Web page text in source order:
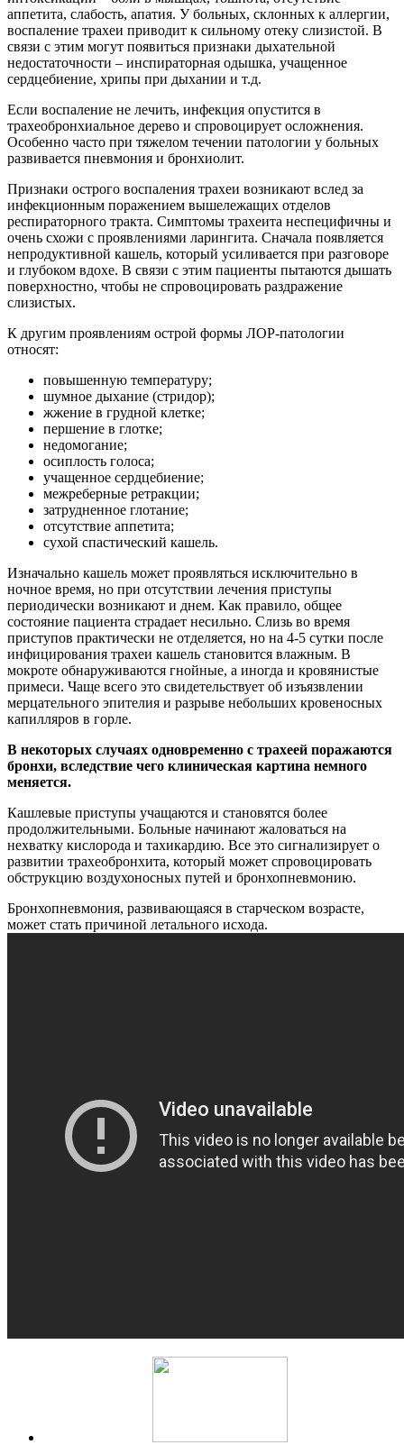
аппетита, слабость, апатия. У больных, склонных к аллергии,
воспаление трахеи приводит к сильному отеку слизистой. В
связи с этим могут появиться признаки дыхательной
недостаточности – инспираторная одышка, учащенное
сердцебиение, хрипы при дыхании и т.д.
Если воспаление не лечить, инфекция опустится в
трахеобронхиальное дерево и спровоцирует осложнения.
Особенно часто при тяжелом течении патологии у больных
развивается пневмония и бронхиолит.
Признаки острого воспаления трахеи возникают вслед за
инфекционным поражением вышележащих отделов
респираторного тракта. Симптомы трахеита неспецифичны и
очень схожи с проявлениями ларингита. Сначала появляется
непродуктивной кашель, который усиливается при разговоре
и глубоком вдохе. В связи с этим пациенты пытаются дышать
поверхностно, чтобы не спровоцировать раздражение
слизистых.
К другим проявлениям острой формы ЛОР-патологии
относят:
повышенную температуру;
шумное дыхание (стридор);
жжение в грудной клетке;
першение в глотке;
недомогание;
осиплость голоса;
учащенное сердцебиение;
межреберные ретракции;
затрудненное глотание;
отсутствие аппетита;
сухой спастический кашель.
Изначально кашель может проявляться исключительно в
ночное время, но при отсутствии лечения приступы
периодически возникают и днем. Как правило, общее
состояние пациента страдает несильно. Слизь во время
приступов практически не отделяется, но на 4-5 сутки после
инфицирования трахеи кашель становится влажным. В
мокроте обнаруживаются гнойные, а иногда и кровянистые
примеси. Чаще всего это свидетельствует об изъязвлении
мерцательного эпителия и разрыве небольших кровеносных
капилляров в горле.
В некоторых случаях одновременно с трахеей поражаются
бронхи, вследствие чего клиническая картина немного
меняется.
Кашлевые приступы учащаются и становятся более
продолжительными. Больные начинают жаловаться на
нехватку кислорода и тахикардию. Все это сигнализирует о
развитии трахеобронхита, который может спровоцировать
обструкцию воздухоносных путей и бронхопневмонию.
Бронхопневмония, развивающаяся в старческом возрасте,
может стать причиной летального исхода.